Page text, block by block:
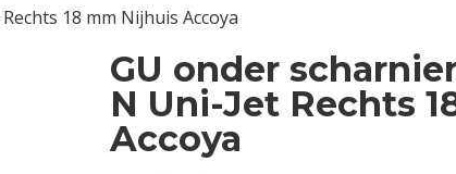
18 mm Nijhuis Accoya
GU onder
N Uni-Jet Rechts
Accoya